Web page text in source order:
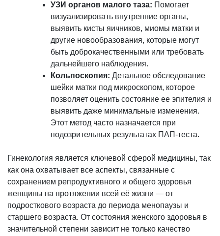
УЗИ органов малого таза: Помогает
визуализировать внутренние органы,
выявить кисты яичников, миомы матки и
другие новообразования, которые могут
быть доброкачественными или требовать
дальнейшего наблюдения.
Кольпоскопия: Детальное обследование
шейки матки под микроскопом, которое
позволяет оценить состояние ее эпителия и
выявить даже минимальные изменения.
Этот метод часто назначается при
подозрительных результатах ПАП-теста.
Гинекология является ключевой сферой медицины, так
как она охватывает все аспекты, связанные с
сохранением репродуктивного и общего здоровья
женщины на протяжении всей её жизни — от
подросткового возраста до периода менопаузы и
старшего возраста. От состояния женского здоровья в
значительной степени зависит не только качество